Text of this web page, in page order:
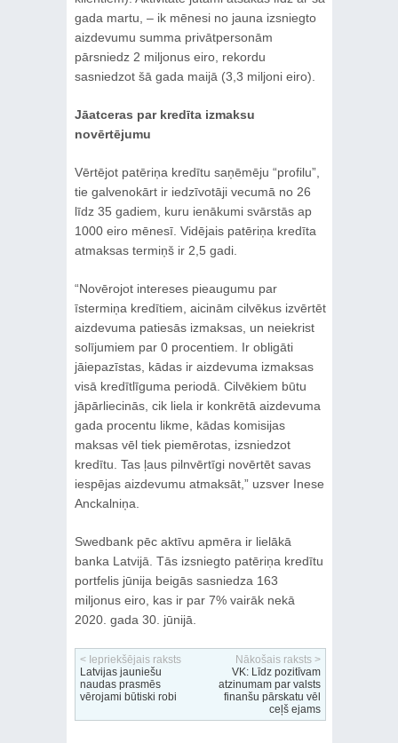
gada martu, – ik mēnesi no jauna izsniegto
aizdevumu summa privātpersonām
pārsniedz 2 miljonus eiro, rekordu
sasniedzot šā gada maijā (3,3 miljoni eiro).
Jāatceras par kredīta izmaksu
novērtējumu
Vērtējot patēriņa kredītu saņēmēju “profilu”,
tie galvenokārt ir iedzīvotāji vecumā no 26
līdz 35 gadiem, kuru ienākumi svārstās ap
1000 eiro mēnesī. Vidējais patēriņa kredīta
atmaksas termiņš ir 2,5 gadi.
“Novērojot intereses pieaugumu par
īstermiņa kredītiem, aicinām cilvēkus izvērtēt
aizdevuma patiesās izmaksas, un neiekrist
solījumiem par 0 procentiem. Ir obligāti
jāiepazīstas, kādas ir aizdevuma izmaksas
visā kredītlīguma periodā. Cilvēkiem būtu
jāpārliecinās, cik liela ir konkrētā aizdevuma
gada procentu likme, kādas komisijas
maksas vēl tiek piemērotas, izsniedzot
kredītu. Tas ļaus pilnvērtīgi novērtēt savas
iespējas aizdevumu atmaksāt,” uzsver Inese
Anckalniņa.
Swedbank pēc aktīvu apmēra ir lielākā
banka Latvijā. Tās izsniegto patēriņa kredītu
portfelis jūnija beigās sasniedza 163
miljonus eiro, kas ir par 7% vairāk nekā
2020. gada 30. jūnijā.
< Iepriekšējais raksts
Latvijas jauniešu
naudas prasmēs
vērojami būtiski robi
Nākošais raksts >
VK: Līdz pozitīvam
atzinumam par valsts
finanšu pārskatu vēl
ceļš ejams